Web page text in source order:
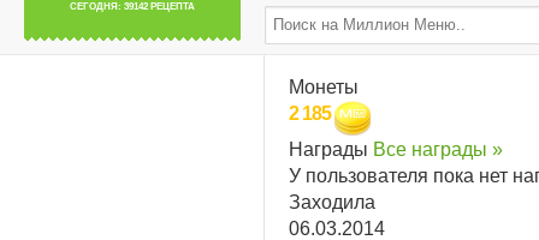
СЕГОДНЯ: 39142 РЕЦЕПТА
Монеты
2 185
Награды Все награды »
У пользователя пока нет
Заходила
06.03.2014